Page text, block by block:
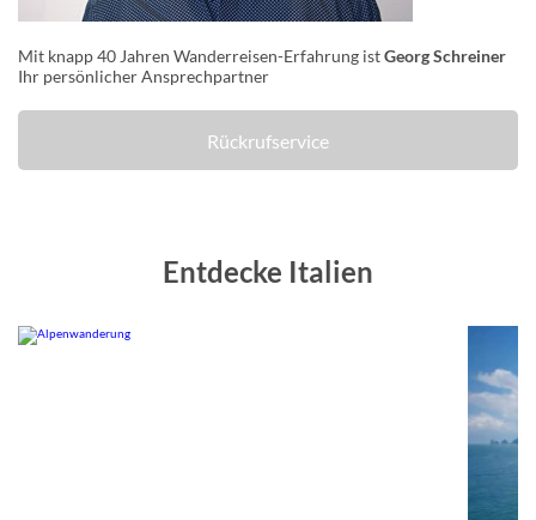
Mit knapp 40 Jahren Wanderreisen-Erfahrung istGeorg Schreiner
Ihr persönlicher Ansprechpartner
Rückrufservice
Entdecke Italien